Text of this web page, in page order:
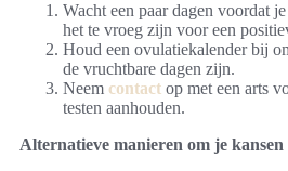
Wacht een paar dagen voordat
het te vroeg zijn voor een
Houd een ovulatiekalender bij
de vruchtbare dagen zijn.
Neem contact op met een arts
testen aanhouden.
Alternatieve manieren om je